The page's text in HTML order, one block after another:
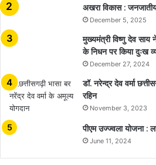
अखरा विकास :
December 5, 2025
मुख्यमंत्री विष्णु देव साय
के निधन पर किया दुःख
December 27, 2024
डॉ. नरेन्द्र देव वर्मा
रहिन
November 3, 2023
पीएम उज्ज्वला योजना :
June 11, 2024